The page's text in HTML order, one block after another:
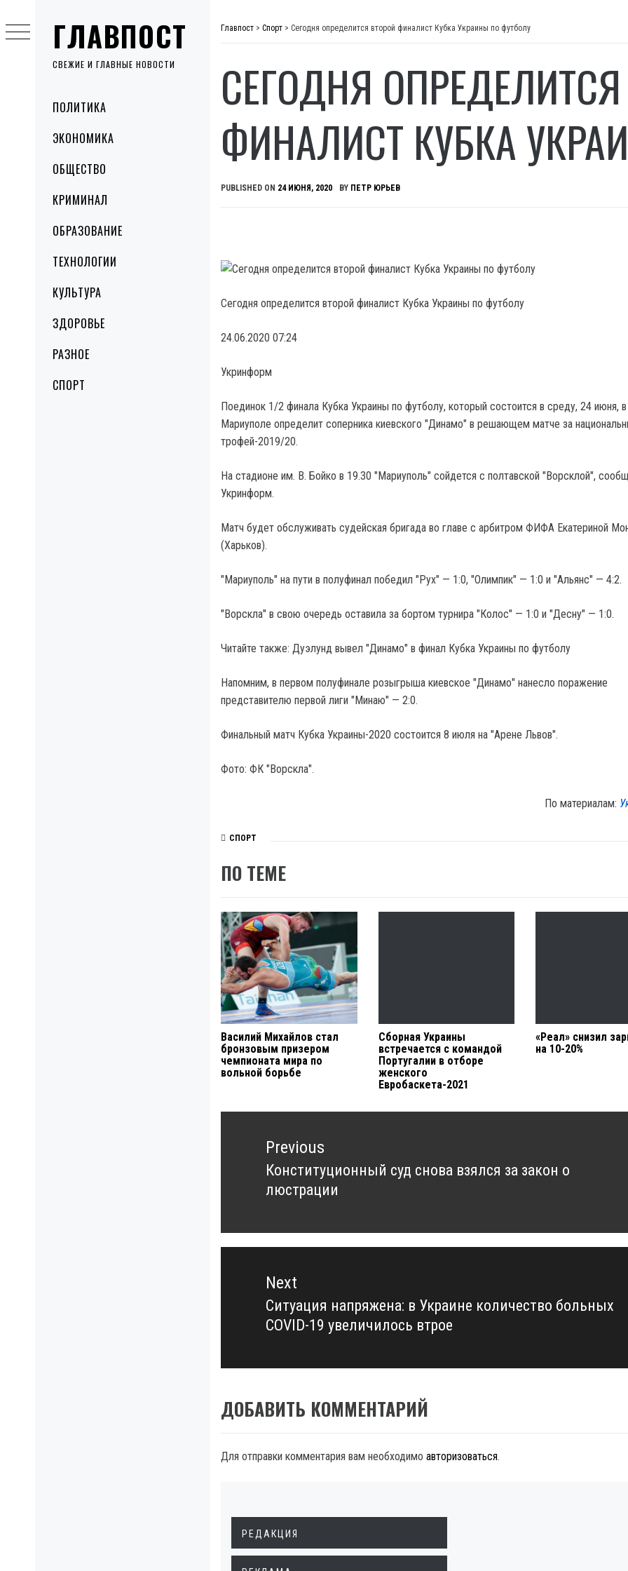
ГЛАВПОСТ
СВЕЖИЕ И ГЛАВНЫЕ НОВОСТИ
MenuПОЛИТИКА
ЭКОНОМИКА
ОБЩЕСТВО
КРИМИНАЛ
ОБРАЗОВАНИЕ
ТЕХНОЛОГИИ
КУЛЬТУРА
ЗДОРОВЬЕ
РАЗНОЕ
СПОРТ
to
content
Главпост > Спорт > Сегодня определится второй финалист Кубка Украины по футболу
СЕГОДНЯ
ФИНАЛИСТ КУБКА
PUBLISHED ON 24 ИЮНЯ, 2020 BY ПЕТР ЮРЬЕВ
Сегодня определится второй финалист Кубка Украины по футболу
24.06.2020 07:24
Укринформ
Поединок 1/2 финала Кубка Украины по футболу, который состоится в среду, 24 июня, в
Мариуполе определит соперника киевского "Динамо" в решающем матче за
трофей-2019/20.
На стадионе им. В. Бойко в 19.30 "Мариуполь" сойдется с полтавской "Ворсклой",
Укринформ.
Матч будет обслуживать судейская бригада во главе с арбитром ФИФА Екатериной
(Харьков).
"Мариуполь" на пути в полуфинал победил "Рух" — 1:0, "Олимпик" — 1:0 и "Альянс" — 4:2.
"Ворскла" в свою очередь оставила за бортом турнира "Колос" — 1:0 и "Десну" — 1:0.
Читайте также: Дуэлунд вывел "Динамо" в финал Кубка Украины по футболу
Напомним, в первом полуфинале розыгрыша киевское "Динамо" нанесло поражение
представителю первой лиги "Минаю" — 2:0.
Финальный матч Кубка Украины-2020 состоится 8 июля на "Арене Львов".
Фото: ФК "Ворскла".
По материалам:
СПОРТ
ПО ТЕМЕ
Василий Михайлов стал
бронзовым призером
чемпионата мира по
вольной борьбе
Сборная Украины
встречается с командой
Португалии в отборе
женского
Евробаскета-2021
«Реал» снизил
на 10-20%
Навигация
записямPrevious
Previous
post:
Конституционный суд снова взялся за закон о
люстрации
Next
Next
post:
Ситуация напряжена: в Украине количество больных
COVID-19 увеличилось втрое
ДОБАВИТЬ КОММЕНТАРИЙ
Для отправки комментария вам необходимо авторизоваться.
РЕДАКЦИЯ